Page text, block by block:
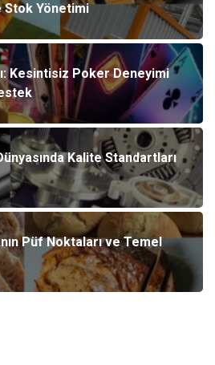
Stok Yönetimi
Kesintisiz Poker Deneyimi
Kalite Standartları
Püf Noktaları ve Temel